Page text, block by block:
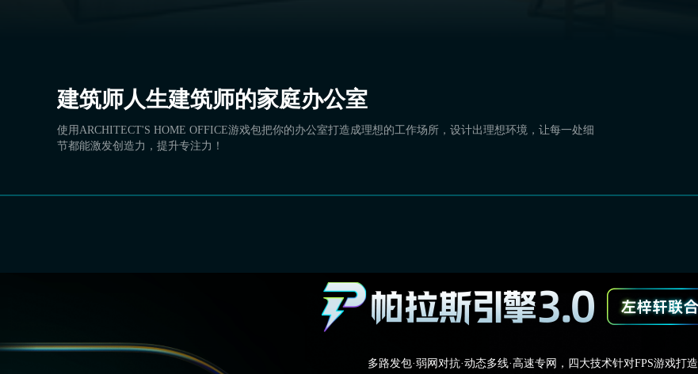
建筑师人生建筑师的家庭办公室
使用ARCHITECT'S HOME OFFICE游戏包把你的办公室打造成理想的工作场所，设计出理想环境，让每一处细
节都能激发创造力，提升专注力！
多路发包·弱网对抗·动态多线·高速专网，四大技术针对FPS游戏打造